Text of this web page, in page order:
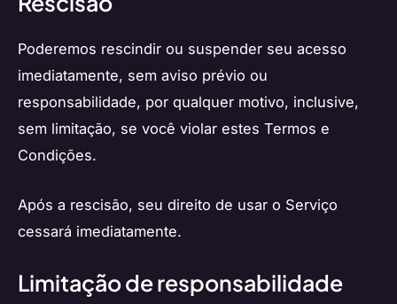
Poderemos rescindir ou suspender seu acesso
imediatamente, sem aviso prévio ou
responsabilidade, por qualquer motivo, inclusive,
sem limitação, se você violar estes Termos e
Condições.
Após a rescisão, seu direito de usar o Serviço
cessará imediatamente.
Limitação de responsabilidade